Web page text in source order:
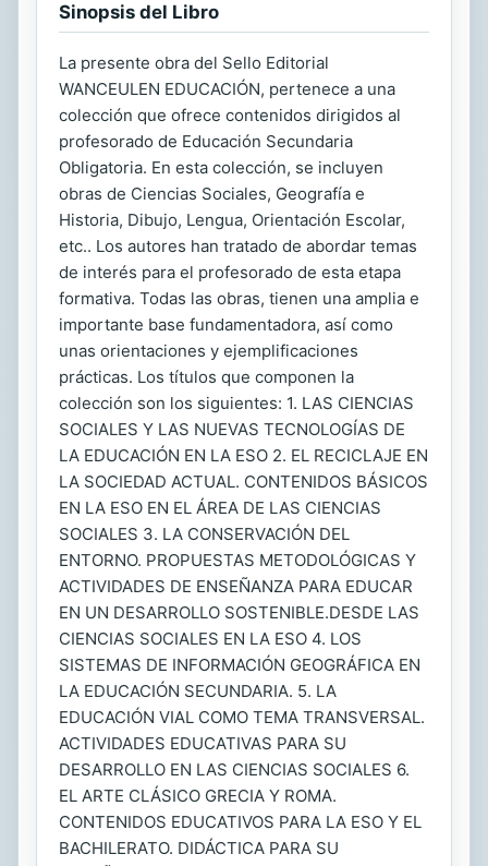
Sinopsis del Libro
La presente obra del Sello Editorial
WANCEULEN EDUCACIÓN, pertenece a una
colección que ofrece contenidos dirigidos al
profesorado de Educación Secundaria
Obligatoria. En esta colección, se incluyen
obras de Ciencias Sociales, Geografía e
Historia, Dibujo, Lengua, Orientación Escolar,
etc.. Los autores han tratado de abordar temas
de interés para el profesorado de esta etapa
formativa. Todas las obras, tienen una amplia e
importante base fundamentadora, así como
unas orientaciones y ejemplificaciones
prácticas. Los títulos que componen la
colección son los siguientes: 1. LAS CIENCIAS
SOCIALES Y LAS NUEVAS TECNOLOGÍAS DE
LA EDUCACIÓN EN LA ESO 2. EL RECICLAJE EN
LA SOCIEDAD ACTUAL. CONTENIDOS BÁSICOS
EN LA ESO EN EL ÁREA DE LAS CIENCIAS
SOCIALES 3. LA CONSERVACIÓN DEL
ENTORNO. PROPUESTAS METODOLÓGICAS Y
ACTIVIDADES DE ENSEÑANZA PARA EDUCAR
EN UN DESARROLLO SOSTENIBLE.DESDE LAS
CIENCIAS SOCIALES EN LA ESO 4. LOS
SISTEMAS DE INFORMACIÓN GEOGRÁFICA EN
LA EDUCACIÓN SECUNDARIA. 5. LA
EDUCACIÓN VIAL COMO TEMA TRANSVERSAL.
ACTIVIDADES EDUCATIVAS PARA SU
DESARROLLO EN LAS CIENCIAS SOCIALES 6.
EL ARTE CLÁSICO GRECIA Y ROMA.
CONTENIDOS EDUCATIVOS PARA LA ESO Y EL
BACHILERATO. DIDÁCTICA PARA SU